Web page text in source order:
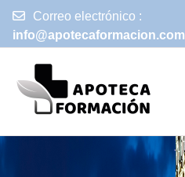
Correo electrónico :
info@apotecaformacion.com